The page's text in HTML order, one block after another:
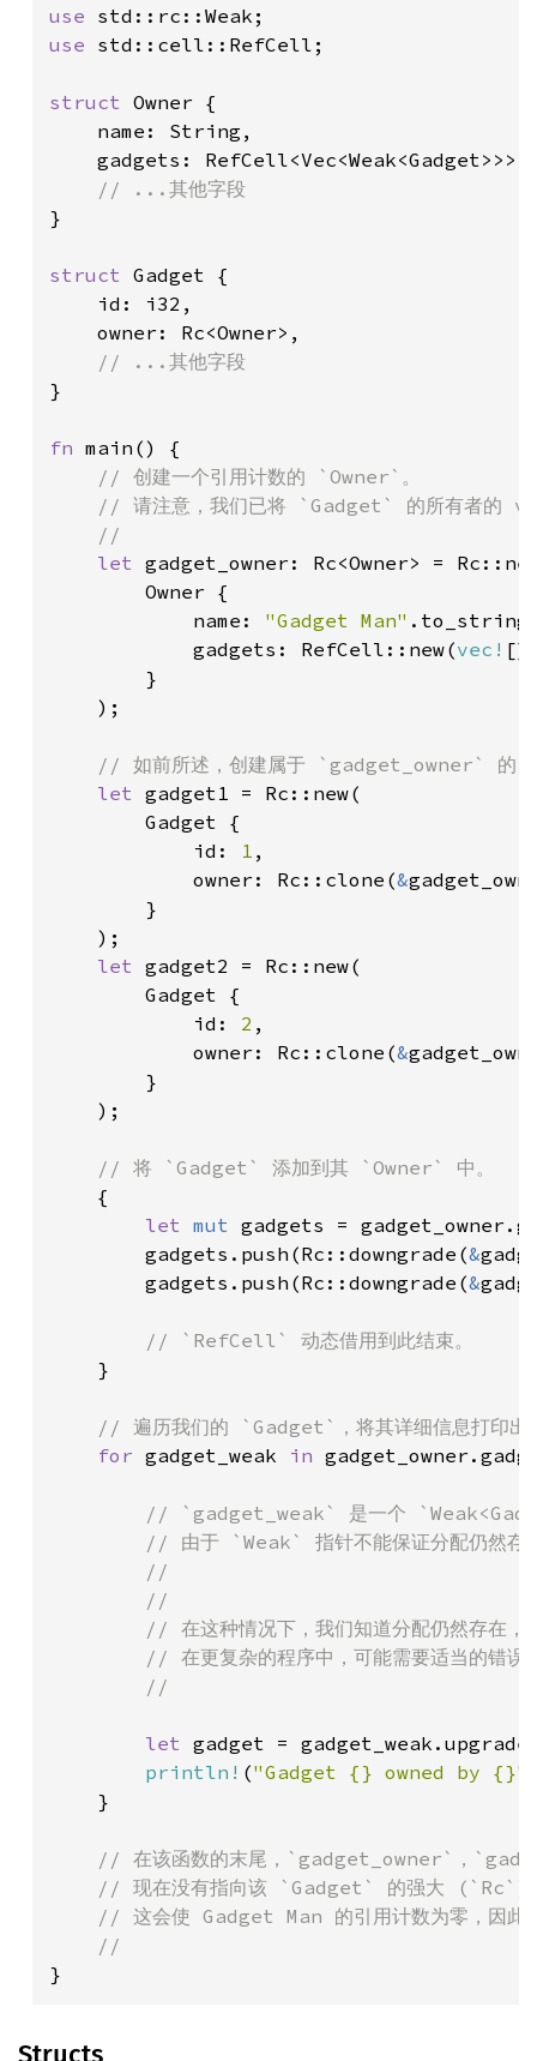
use
use std::cell::RefCell;
struct Owner {
    name: String,
    gadgets: RefCell<Vec<Weak<Gadget>>>,
}
struct Gadget {
    id: i32,
    owner: Rc<Owner>,
}
fn main() {
// 创建一个引用计数的 `Owner`。
// 请注意，我们已将 `Gadget` 的所有者的
    //
let gadget_owner: Rc<Owner> =
        Owner {
            name:
"Gadget Man"
            gadgets: RefCell::new(
vec!
        }
    );
// 如前所述，创建属于 `gadget_owner` 的
let gadget1 = Rc::new(
        Gadget {
            id:
1 ,
            owner: Rc::clone(
&
        }
    );
let gadget2 = Rc::new(
        Gadget {
            id:
2 ,
            owner: Rc::clone(
&
        }
    );
// 将 `Gadget` 添加到其 `Owner` 中。
{
let mut gadgets =
        gadgets.push(Rc::downgrade(
&
        gadgets.push(Rc::downgrade(
&
// `RefCell` 动态借用到此结束。
}
// 遍历我们的 `Gadget`，将其详细信息打印出
for gadget_weak in
// `gadget_weak` 是一个
// 由于 `Weak` 指针不能保证分配仍然
        //
        //
// 在这种情况下，我们知道分配仍然存在
// 在更复杂的程序中，可能需要适当的错
        //
let gadget =
println! ("Gadget {} owned by {}"
    }
// 在该函数的末尾，`gadget_owner`，
// 现在没有指向该 `Gadget` 的强大 (`Rc`)
// 这会使 Gadget Man 的引用计数为零，因此
}
Structs